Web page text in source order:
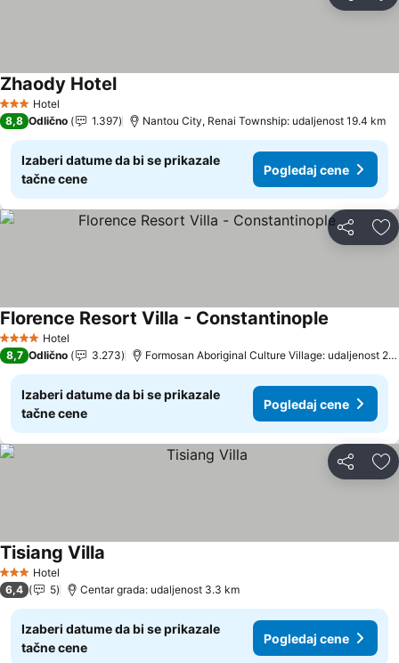
3 Zvezdice
Hotel
Zhaody HotelPogledaj cene
8,8 Odlično 1.397 Nantou City, Renai Township: udaljenost 19.4 km
Izaberi datume da bi se prikazale
tačne cene
Pogledaj cene
Deli
4 ZvezdiceHotel
Florence Resort Villa - Constantinople
8,7 Odlično 3.273 Formosan Aboriginal Culture Village: udaljenost
Izaberi datume da bi se prikazale
tačne cene
Pogledaj cene
Deli
3 Zvezdice
Hotel
Tisiang Villa
6,4 5 Centar grada: udaljenost 3.3 km
Izaberi datume da bi se prikazale
tačne cene
Pogledaj cene